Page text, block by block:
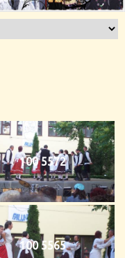
100 5572
100 5565